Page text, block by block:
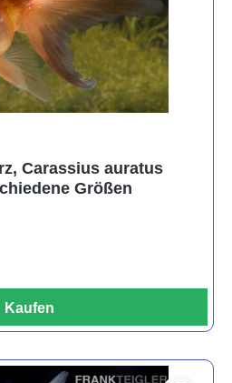
Carassius auratus
Größen
Kaufen